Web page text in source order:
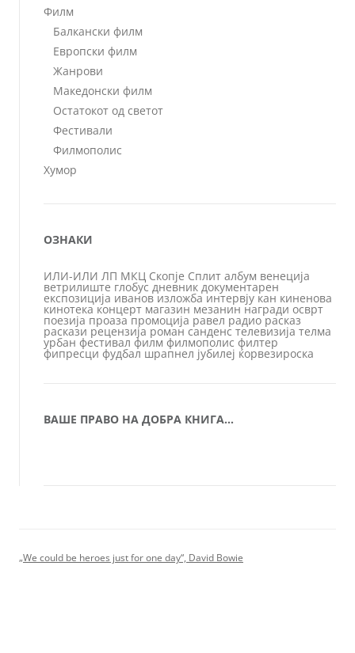
Филм
Балкански филм
Европски филм
Жанрови
Македонски филм
Остатокот од светот
Фестивали
Филмополис
Хумор
ОЗНАКИ
ИЛИ-ИЛИ ЛП МКЦ Скопје Сплит албум венеција
ветрилиште глобус дневник документарен
експозиција иванов изложба интервју кан киненова
кинотека концерт магазин мезанин награди осврт
поезија проаза промоција равел радио расказ
раскази рецензија роман санденс телевизија телма
урбан фестивал филм филмополис филтер
фипресци фудбал шрапнел јубилеј ќорвезироска
ВАШЕ ПРАВО НА ДОБРА КНИГА…
„We could be heroes just for one day“, David Bowie